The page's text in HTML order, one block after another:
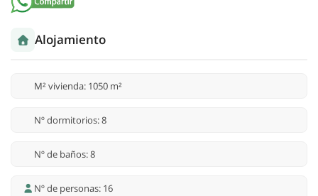
Alojamiento
M² vivienda: 1050 m²
Nº dormitorios: 8
Nº de baños: 8
Nº de personas: 16